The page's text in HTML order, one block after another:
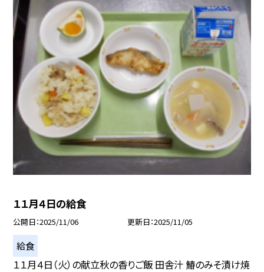
１１月４日の給食
公開日 2025/11/06 更新日 2025/11/05
給食
１１月４日（火）の献立秋の香りご飯 田舎汁 鰆のみそ漬け焼